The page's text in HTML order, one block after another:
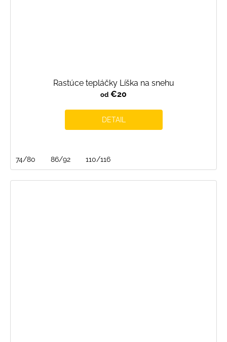
Rastúce tepláčky Líška na snehu
od €20
DETAIL
74/80 86/92 110/116